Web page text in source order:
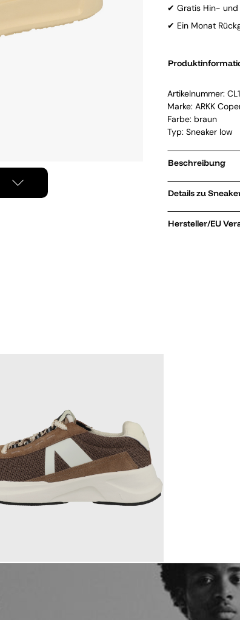
✔ Gratis Hin- und
✔ Ein Monat
Artikelnummer:
Marke: ARKK
Farbe: braun
Typ: Sneaker low
Beschreibung
Hersteller/EU